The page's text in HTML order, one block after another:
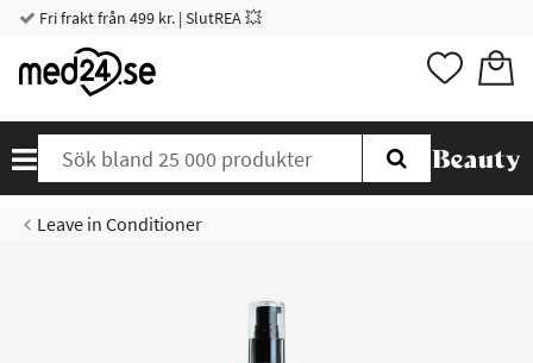
Fri frakt från 499 kr. | SlutREA 💥
Leave in Conditioner